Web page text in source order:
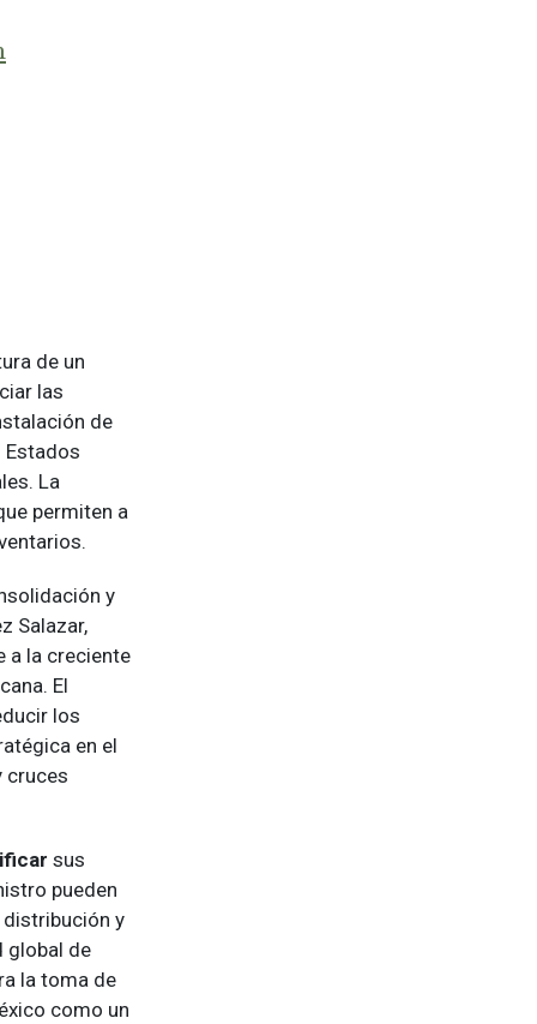
de un
las
de
La
permiten a
y
Salazar,
a la creciente
El
los
en el
cruces
sus
pueden
y
global de
la toma de
como un